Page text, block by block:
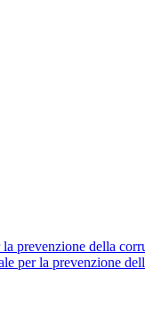
prevenzione della
per la prevenzione